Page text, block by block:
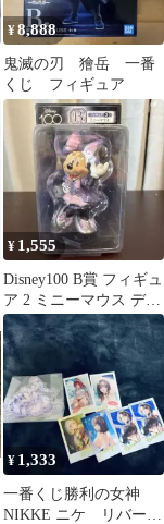
¥8,888
鬼滅の刃 獪岳 一番
くじ フィギュア
¥ 1,555
Disney100 B賞 フィギュ
ア 2 ミニーマウス ディ
ズニー
¥ 1,333
一番くじ勝利の女神
NIKKE ニケ リバーレ